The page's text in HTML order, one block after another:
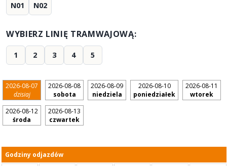
N01 N02
WYBIERZ LINIĘ TRAMWAJOWĄ:
1 2 3 4 5
2026-08-07
dzisiaj
2026-08-08
sobota
2026-08-09
niedziela
2026-08-10
poniedziałek
2026-08-11
wtorek
2026-08-12
środa
2026-08-13
czwartek
Godziny odjazdów